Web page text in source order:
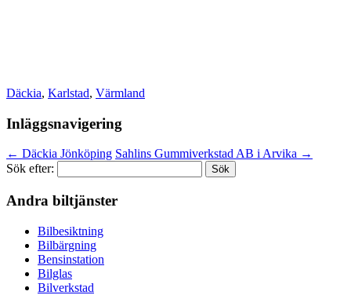
Däckia, Karlstad, Värmland
Inläggsnavigering
← Däckia Jönköping Sahlins Gummiverkstad AB i Arvika →
Sök efter:
Andra biltjänster
Bilbesiktning
Bilbärgning
Bensinstation
Bilglas
Bilverkstad